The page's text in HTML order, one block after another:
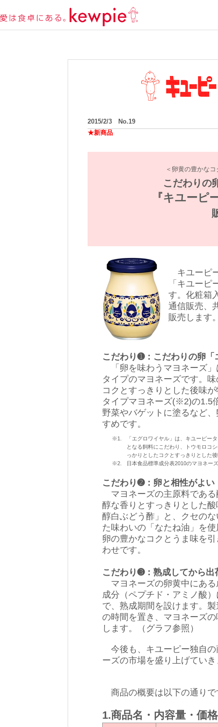
2015/2/3 No.19
★新商品
＜卵黄の豊かな
こだわりの
『キユーピ
キユーピ
「キユー
す。化粧箱
通信販売、
販売します
こだわり➊：こだわりの卵「
「卵を味わうマヨネーズ」
タイプのマヨネーズです。
コクとすっきりとした後味
タイプマヨネーズ(※2)の1.5
野菜やバゲットに塗るなど
すめです。
※1.
「エグロワイヤル」は、キユーピー
となる飼料にこだわり、トウモロコ
っかりとしたコクとすっきりとした
※2.
日本食品標準成分表2010のマヨネー
こだわり➋：卵と相性がよい
マヨネーズの主原料である
醇な香りとすっきりとした
醇白ぶどう酢」と、クセの
た味わいの「なたね油」を
卵の豊かなコクとうま味を
わせです。
こだわり➌：熟成してから出
マヨネーズの卵黄中にある
成分（ペプチド・アミノ酸
で、熟成期間を設けます。
の時間を置き、マヨネーズ
します。（グラフ参照）
今後も、キユーピー独自の
ーズの市場を盛り上げてい
商品の概要は以下の通りで
1.商品名・内容量・価